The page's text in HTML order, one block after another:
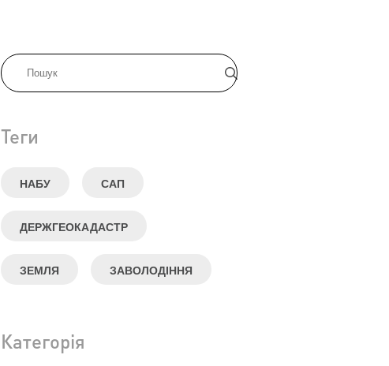
Теги
НАБУ САП
ДЕРЖГЕОКАДАСТР
ЗЕМЛЯ ЗАВОЛОДІННЯ
Категорія